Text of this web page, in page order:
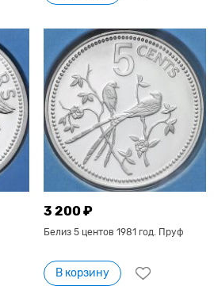
3 200 ₽
Белиз 5 центов 1981 год. Пруф
В корзину